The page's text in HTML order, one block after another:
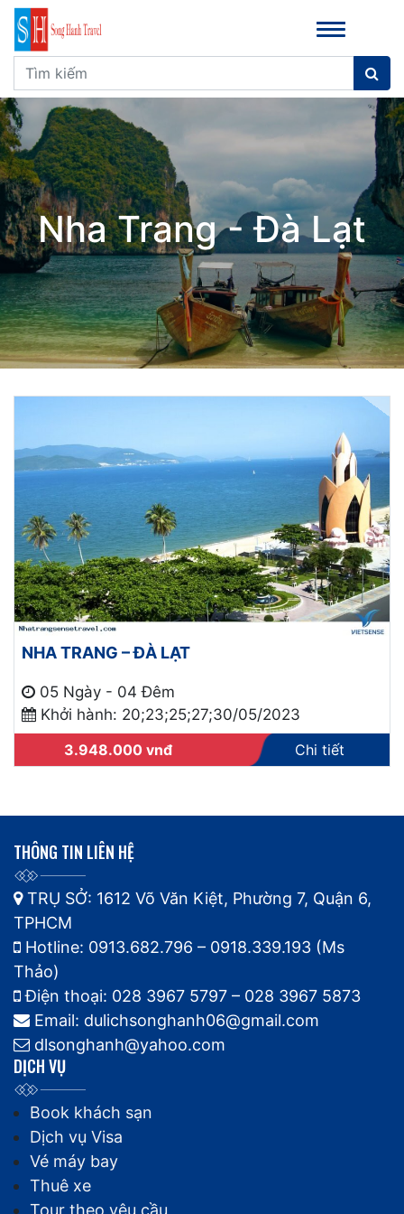
Nha Trang - Đà Lạt
NHA TRANG – ĐÀ LẠT
05 Ngày - 04 Đêm
Khởi hành: 20;23;25;27;30/05/2023
3.948.000vnđ Chi tiết
THÔNG TIN LIÊN HỆ
TRỤ SỞ: 1612 Võ Văn Kiệt, Phường 7, Quận 6,
TPHCM
Hotline: 0913.682.796 – 0918.339.193 (Ms
Thảo)
Điện thoại: 028 3967 5797 – 028 3967 5873
Email: dulichsonghanh06@gmail.com
dlsonghanh@yahoo.com
DỊCH VỤ
Book khách sạn
Dịch vụ Visa
Vé máy bay
Thuê xe